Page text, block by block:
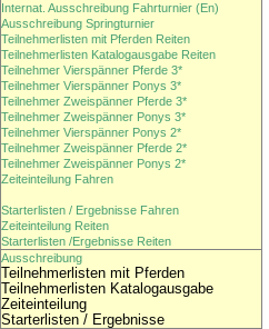
Internat. Ausschreibung Fahrturnier (En)
Ausschreibung Springturnier
Teilnehmerlisten mit Pferden Reiten
Teilnehmerlisten Katalogausgabe Reiten
Teilnehmer Vierspänner Pferde 3*
Teilnehmer Vierspänner Ponys 3*
Teilnehmer Zweispänner Pferde 3*
Teilnehmer Zweispänner Ponys 3*
Teilnehmer Vierspänner Ponys 2*
Teilnehmer Zweispänner Pferde 2*
Teilnehmer Zweispänner Ponys 2*
Zeiteinteilung Fahren
Starterlisten / Ergebnisse Fahren
Zeiteinteilung Reiten
Starterlisten /Ergebnisse Reiten
Ausschreibung
Teilnehmerlisten mit Pferden
Teilnehmerlisten Katalogausgabe
Zeiteinteilung
Starterlisten / Ergebnisse